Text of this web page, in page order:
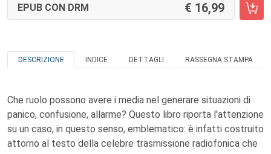
EPUB CON DRM 16,99
DESCRIZIONE INDICE DETTAGLI RASSEGNA STAMPA
Che ruolo possono avere i media nel generare situazioni di
panico, confusione, allarme? Questo libro riporta l'attenzione
su un caso, in questo senso, emblematico: è infatti costruito
attorno al testo della celebre trasmissione radiofonica che